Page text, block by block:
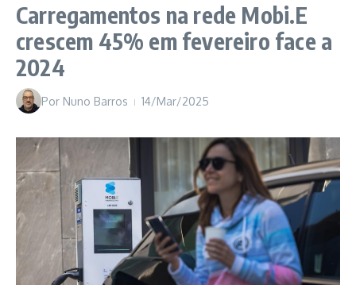
Carregamentos na rede Mobi.E
crescem 45% em fevereiro face a
2024
Por Nuno Barros 14/Mar/2025